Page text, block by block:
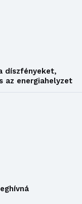
díszfényeket,
az energiahelyzet